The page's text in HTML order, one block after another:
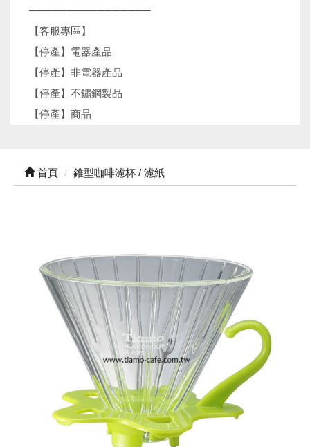
────────────────
【客服專區】
【停產】電器產品
【停產】非電器產品
【停產】不鏽鋼製品
【停產】商品
首頁 錐型咖啡濾杯 / 濾紙